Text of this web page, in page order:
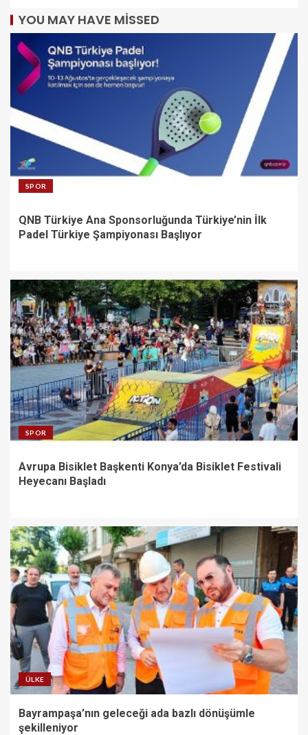
YOU MAY HAVE MISSED
SPOR
QNB Türkiye Ana Sponsorluğunda Türkiye’nin İlk
Padel Türkiye Şampiyonası Başlıyor
SPOR
Avrupa Bisiklet Başkenti Konya’da Bisiklet Festivali
Heyecanı Başladı
ÜLKE
Bayrampaşa’nın geleceği ada bazlı dönüşümle
şekilleniyor